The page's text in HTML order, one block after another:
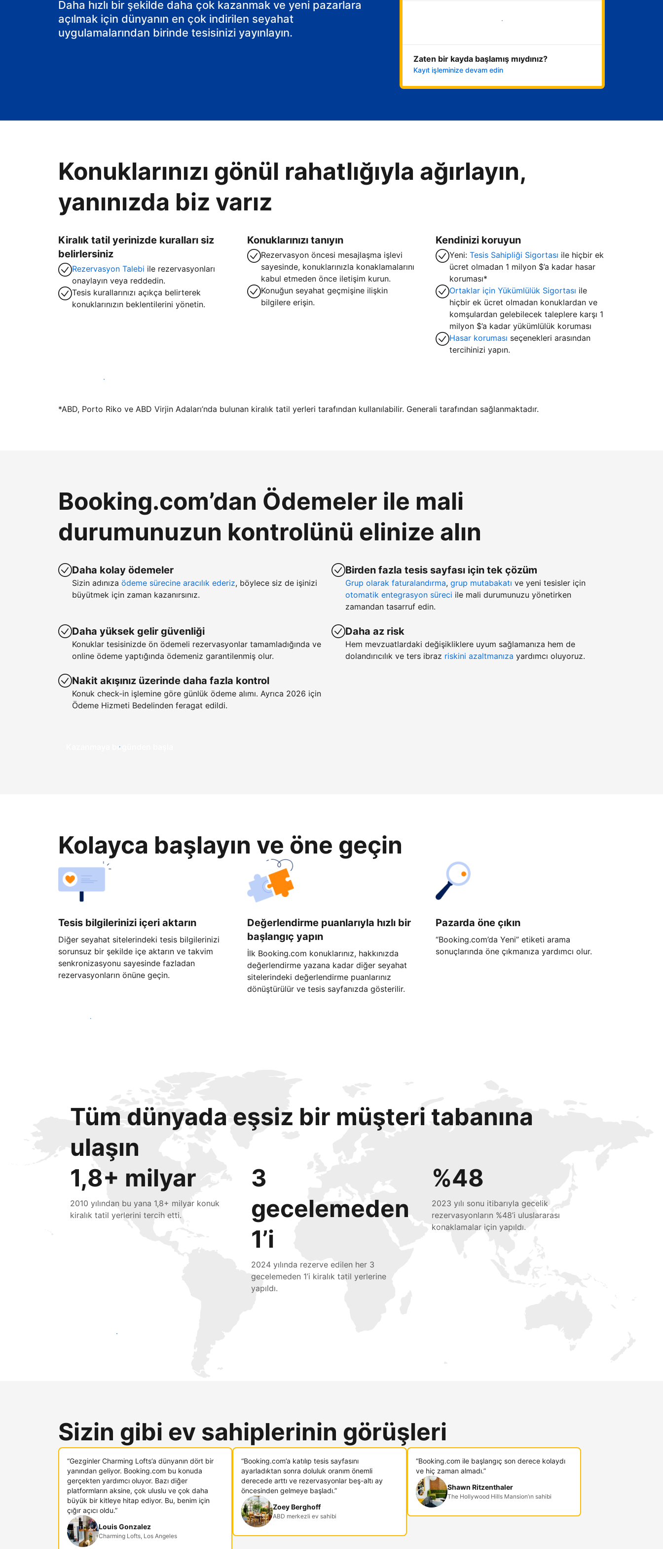
Daha hızlı bir şekilde daha çok kazanmak ve yeni pazarlara
açılmak için dünyanın en çok indirilen seyahat
uygulamalarından birinde tesisinizi yayınlayın.
Hemen başla
Zaten bir kayda başlamış mıydınız?
Kayıt işleminize devam edin
Konuklarınızı gönül rahatlığıyla ağırlayın,
yanınızda biz varız
Kiralık tatil yerinizde kuralları siz
belirlersiniz
Rezervasyon Talebi ile rezervasyonları
onaylayın veya reddedin.
Tesis kurallarınızı açıkça belirterek
konuklarınızın beklentilerini yönetin.
Konuklarınızı tanıyın
Rezervasyon öncesi mesajlaşma işlevi
sayesinde, konuklarınızla konaklamalarını
kabul etmeden önce iletişim kurun.
Konuğun seyahat geçmişine ilişkin
bilgilere erişin.
Kendinizi koruyun
Yeni:Tesis Sahipliği Sigortası ile hiçbir ek
ücret olmadan 1 milyon $’a kadar hasar
koruması*
Ortaklar için Yükümlülük Sigortası ile
hiçbir ek ücret olmadan konuklardan ve
komşulardan gelebilecek taleplere karşı 1
milyon $’a kadar yükümlülük koruması
Hasar koruması seçenekleri arasından
tercihinizi yapın.
Hemen tesis yayınla
*ABD, Porto Riko ve ABD Virjin Adaları’nda bulunan kiralık tatil yerleri tarafından kullanılabilir. Generali tarafından sağlanmaktadır.
Booking.com’dan Ödemeler ile mali
durumunuzun kontrolünü elinize alın
Daha kolay ödemeler
Sizin adınıza ödeme sürecine aracılık ederiz, böylece siz de işinizi
büyütmek için zaman kazanırsınız.
Daha yüksek gelir güvenliği
Konuklar tesisinizde ön ödemeli rezervasyonlar tamamladığında ve
online ödeme yaptığında ödemeniz garantilenmiş olur.
Nakit akışınız üzerinde daha fazla kontrol
Konuk check-in işlemine göre günlük ödeme alımı. Ayrıca 2026 için
Ödeme Hizmeti Bedelinden feragat edildi.
Birden fazla tesis sayfası için tek çözüm
Grup olarak faturalandırma, grup mutabakatı ve yeni tesisler için
otomatik entegrasyon süreci ile mali durumunuzu yönetirken
zamandan tasarruf edin.
Daha az risk
Hem mevzuatlardaki değişikliklere uyum sağlamanıza hem de
dolandırıcılık ve ters ibraz riskini azaltmanıza yardımcı oluyoruz.
Kazanmaya bugünden başla
Kolayca başlayın ve öne geçin
Tesis bilgilerinizi içeri aktarın
Diğer seyahat sitelerindeki tesis bilgilerinizi
sorunsuz bir şekilde içe aktarın ve takvim
senkronizasyonu sayesinde fazladan
rezervasyonların önüne geçin.
Değerlendirme puanlarıyla hızlı bir
başlangıç yapın
İlk Booking.com konuklarınız, hakkınızda
değerlendirme yazana kadar diğer seyahat
sitelerindeki değerlendirme puanlarınız
dönüştürülür ve tesis sayfanızda gösterilir.
Pazarda öne çıkın
“Booking.com’da Yeni” etiketi arama
sonuçlarında öne çıkmanıza yardımcı olur.
Hemen başla
Tüm dünyada eşsiz bir müşteri tabanına
ulaşın
1,8+ milyar
2010 yılından bu yana 1,8+ milyar konuk
kiralık tatil yerlerini tercih etti.
3
gecelemeden
1’i
2024 yılında rezerve edilen her 3
gecelemeden 1’i kiralık tatil yerlerine
yapıldı.
%48
2023 yılı sonu itibarıyla gecelik
rezervasyonların %48’i uluslararası
konaklamalar için yapıldı.
Hemen yeni konuklara ulaş
Sizin gibi ev sahiplerinin görüşleri
“Gezginler Charming Lofts’a dünyanın dört bir
yanından geliyor. Booking.com bu konuda
gerçekten yardımcı oluyor. Bazı diğer
platformların aksine, çok uluslu ve çok daha
büyük bir kitleye hitap ediyor. Bu, benim için
çığır açıcı oldu.”
Louis Gonzalez
Charming Lofts, Los Angeles
“Booking.com’a katılıp tesis sayfasını
ayarladıktan sonra doluluk oranım önemli
derecede arttı ve rezervasyonlar beş-altı ay
öncesinden gelmeye başladı.”
Zoey Berghoff
ABD merkezli ev sahibi
“Booking.com ile başlangıç son derece kolaydı
ve hiç zaman almadı.”
Shawn Ritzenthaler
The Hollywood Hills Mansion’ın sahibi